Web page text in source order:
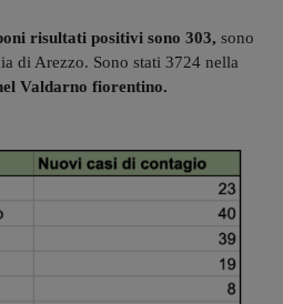
risultati positivi sono 303, sono
di Arezzo. Sono stati 3724 nella
Valdarno fiorentino.